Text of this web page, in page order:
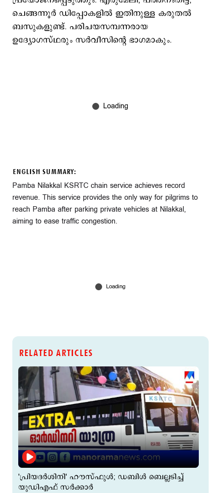
ചെങ്ങന്നൂര്‍ ഡിപ്പോകളില്‍ ഇതിനുള്ള കരുതല്‍
ബസുകളുണ്ട്. പരിചയസമ്പന്നരായ
ഉദ്യോഗസ്ഥരും സര്‍വീസിന്‍റെ ഭാഗമാകും.
ENGLISH SUMMARY:
Pamba Nilakkal KSRTC chain service achieves record
revenue. This service provides the only way for pilgrims to
reach Pamba after parking private vehicles at Nilakkal,
aiming to ease traffic congestion.
RELATED ARTICLES
'പ്രിയദര്‍ശിനി' ഹൗസ്ഫുള്‍; ഡബിള്‍ ബെല്ലടിച്ച്
യുഡിഎഫ് സര്‍ക്കാര്‍